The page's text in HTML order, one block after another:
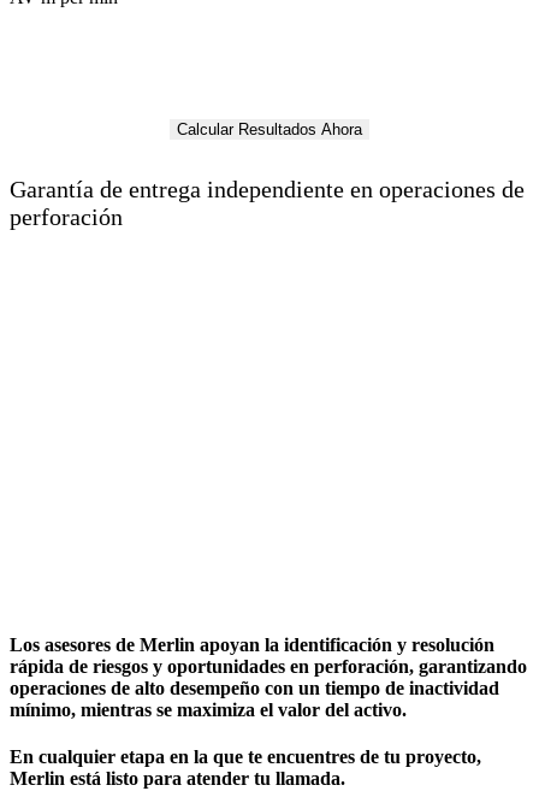
Garantía de entrega independiente en operaciones de
perforación
Los asesores de Merlin apoyan la identificación y resolución
rápida de riesgos y oportunidades en perforación, garantizando
operaciones de alto desempeño con un tiempo de inactividad
mínimo, mientras se maximiza el valor del activo.
En cualquier etapa en la que te encuentres de tu proyecto,
Merlin está listo para atender tu llamada.